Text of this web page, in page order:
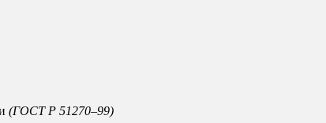
(ГОСТ Р 51270–99)